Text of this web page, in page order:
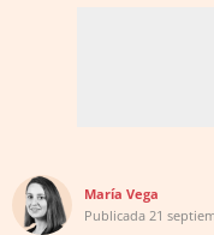
María Vega
Publicada 21